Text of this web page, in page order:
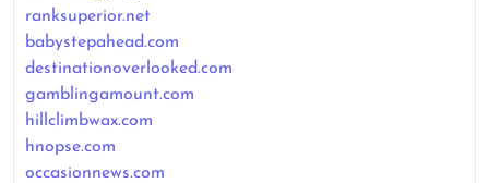
ranksuperior.net
babystepahead.com
destinationoverlooked.com
gamblingamount.com
hillclimbwax.com
hnopse.com
occasionnews.com